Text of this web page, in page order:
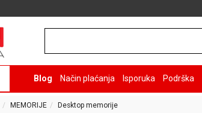
Blog Način plaćanja Isporuka Podrška
MEMORIJE Desktop memorije